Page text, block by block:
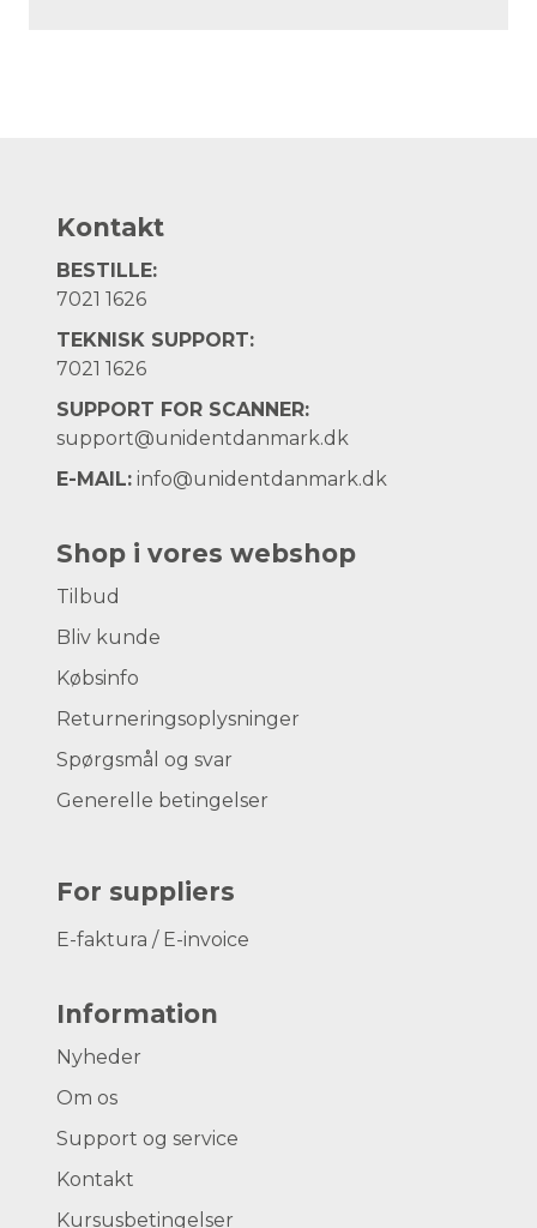
Kontakt
BESTILLE:
7021 1626
TEKNISK SUPPORT:
7021 1626
SUPPORT FOR SCANNER:
support@unidentdanmark.dk
E-MAIL: info@unidentdanmark.dk
Shop i vores webshop
Tilbud
Bliv kunde
Købsinfo
Returneringsoplysninger
Spørgsmål og svar
Generelle betingelser
For suppliers
E-faktura / E-invoice
Information
Nyheder
Om os
Support og service
Kontakt
Kursusbetingelser